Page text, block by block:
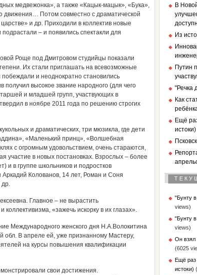
медвежонка», а также «Кацык-мацык», «Бука»,
движения… Потом совместно с драматической
и др. Приходили в коллектив новые
– и появились спектакли для
Роще под Дмитровом студийцы показали
Их стали приглашать на всевозможные
и неоднократно становились
получил высокое звание народного (для чего
и младшей групп, участвующих в
в ноябре 2011 года по решению строгих
и драматических, три мюзикла, где дети
«Маленький принц», «Волшебная
с огромным удовольствием, очень стараются,
участие в новых постановках. Взрослых – более
и в группе школьников и подростков
Колованов, 14 лет, Роман и Соня
др.
Главное – не вырастить
«зажечь искорку в их глазах».
Международного женского дня Н.А.Волокитина
обл. В апреле ей, уже признанному Мастеру,
на курсы повышения квалификации
свои достижения.
В
Из
Путин
"Речка
Как
Ещё
истоки)
"Бунту
views)
"Бунту
views)
Он взял
(6025
Ещё раз
истоки)